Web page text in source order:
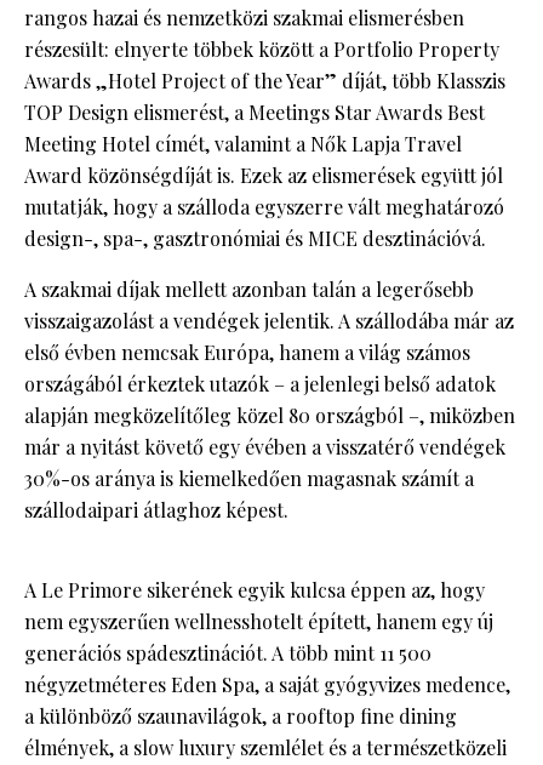
rangos hazai és nemzetközi szakmai elismerésben
részesült: elnyerte többek között a Portfolio Property
Awards „Hotel Project of the Year” díját, több Klasszis
TOP Design elismerést, a Meetings Star Awards Best
Meeting Hotel címét, valamint a Nők Lapja Travel
Award közönségdíját is. Ezek az elismerések együtt jól
mutatják, hogy a szálloda egyszerre vált meghatározó
design-, spa-, gasztronómiai és MICE desztinációvá.
A szakmai díjak mellett azonban talán a legerősebb
visszaigazolást a vendégek jelentik. A szállodába már az
első évben nemcsak Európa, hanem a világ számos
országából érkeztek utazók – a jelenlegi belső adatok
alapján megközelítőleg közel 80 országból –, miközben
már a nyitást követő egy évében a visszatérő vendégek
30%-os aránya is kiemelkedően magasnak számít a
szállodaipari átlaghoz képest.
A Le Primore sikerének egyik kulcsa éppen az, hogy
nem egyszerűen wellnesshotelt épített, hanem egy új
generációs spádesztinációt. A több mint 11 500
négyzetméteres Eden Spa, a saját gyógyvizes medence,
a különböző szaunavilágok, a rooftop fine dining
élmények, a slow luxury szemlélet és a természetközeli